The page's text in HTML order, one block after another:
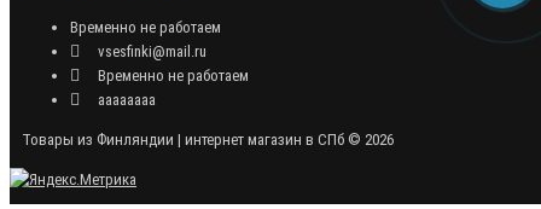
Временно не работаем
vsesfinki@mail.ru
Временно не работаем
аааааааа
Товары из Финляндии | интернет магазин в СПб © 2026